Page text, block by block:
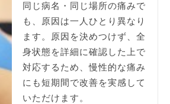
同じ病名・同じ場所の痛みで
も、原因は一人ひとり異なり
ます。原因を決めつけず、全
身状態を詳細に確認した上で
対応するため、慢性的な痛み
にも短期間で改善を実感して
いただけます。